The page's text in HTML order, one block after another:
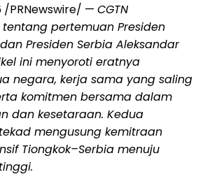
/PRNewswire/ — CGTN
pertemuan Presiden
Presiden Serbia Aleksandar
ini menyoroti eratnya
negara, kerja sama yang saling
komitmen bersama dalam
dan kesetaraan. Kedua
mengusung kemitraan
Tiongkok–Serbia menuju